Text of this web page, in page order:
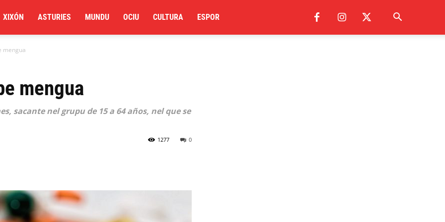
XIXÓN ASTURIES MUNDU OCIU CULTURA ESPOR
mengua
mengua
sacante nel grupu de 15 a 64 años, nel que se
0
1277